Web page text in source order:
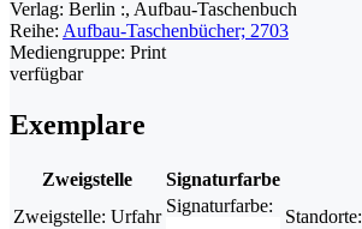
Verlag: Berlin :, Aufbau-Taschenbuch
Reihe: Aufbau-Taschenbücher; 2703
Mediengruppe: Print
verfügbar
Exemplare
Zweigstelle Signaturfarbe
Zweigstelle: Urfahr
Signaturfarbe:
Standorte: